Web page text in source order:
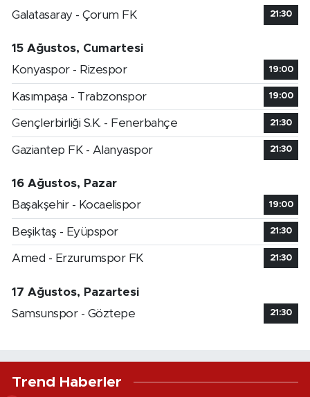
Galatasaray - Çorum FK
21:30
15 Ağustos, Cumartesi
Konyaspor - Rizespor
19:00
Kasımpaşa - Trabzonspor 19:00
Gençlerbirliği S.K. - Fenerbahçe 21:30
Gaziantep FK - Alanyaspor 21:30
16 Ağustos, Pazar
Başakşehir - Kocaelispor
19:00
Beşiktaş - Eyüpspor 21:30
Amed - Erzurumspor FK 21:30
17 Ağustos, Pazartesi
Samsunspor - Göztepe
21:30
Trend Haberler